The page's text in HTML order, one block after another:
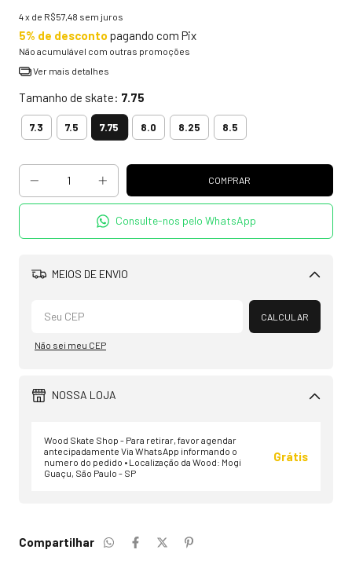
4x de R$57,48 sem juros
5% de desconto pagando com Pix
Não acumulável com outras promoções
Ver mais detalhes
Tamanho de skate: 7.75
7.3 7.5 7.75 8.0 8.25 8.5
Consulte-nos pelo WhatsApp
MEIOS DE ENVIO
Alterar CEP
CALCULAR
Não sei meu CEP
NOSSA LOJA
Wood Skate Shop - Para retirar, favor agendar
antecipadamente Via WhatsApp informando o
numero do pedido • Localização da Wood: Mogi
Guaçu, São Paulo - SP
Grátis
Compartilhar